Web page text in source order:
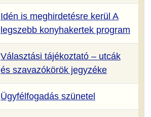
Idén is meghirdetésre kerül A
legszebb konyhakertek program
Választási tájékoztató – utcák
és szavazókörök jegyzéke
Ügyfélfogadás szünetel